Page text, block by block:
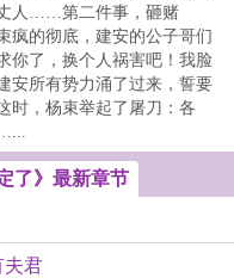
人……第二件事，砸赌
的彻底，建安的公子哥们
你了，换个人祸害吧！我脸
安所有势力涌了过来，誓要
时，杨束举起了屠刀：各
了》最新章节
夫君